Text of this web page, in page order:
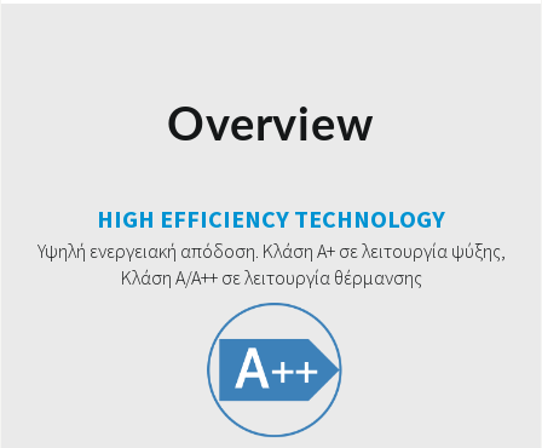
Overview
HIGH EFFICIENCY TECHNOLOGY
Υψηλή ενεργειακή απόδοση. Κλάση A+ σε λειτουργία ψύξης,
Κλάση A/A++ σε λειτουργία θέρμανσης